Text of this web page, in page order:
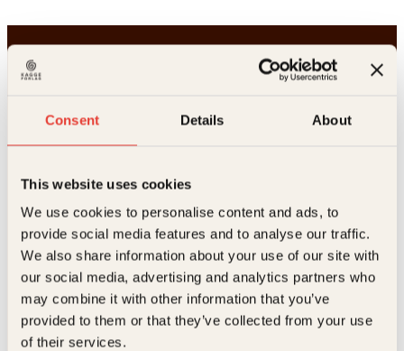
Consent Details About
This website uses cookies
We use cookies to personalise content and ads, to
provide social media features and to analyse our traffic.
We also share information about your use of our site with
our social media, advertising and analytics partners who
may combine it with other information that you’ve
provided to them or that they’ve collected from your use
of their services.
Kundeservice nettbutikk
kundeservice@kagge.no
23 11 82 80
For bokhandlere og forfattere
salg@kagge.no
23 11 82 80